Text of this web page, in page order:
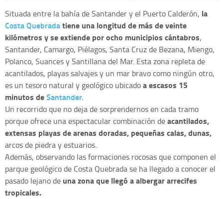
Situada entre la bahía de Santander y el Puerto Calderón, la
Costa Quebradatiene una longitud de más de veinte
kilómetros y se extiende por ocho municipios cántabros,
Santander, Camargo, Piélagos, Santa Cruz de Bezana, Miengo,
Polanco, Suances y Santillana del Mar. Esta zona repleta de
acantilados, playas salvajes y un mar bravo como ningún otro,
es un tesoro natural y geológico ubicadoa escasos 15
minutos deSantander.
Un recorrido que no deja de sorprendernos en cada tramo
porque ofrece una espectacular combinación deacantilados,
extensas playas de arenas doradas, pequeñas calas, dunas,
arcos de piedra y estuarios.
Además, observando las formaciones rocosas que componen el
parque geológico de Costa Quebrada se ha llegado a conocer el
pasado lejano de una zona que llegó a albergar arrecifes
tropicales.